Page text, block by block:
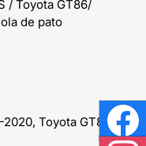
/ Toyota GT86/
de pato
Toyota GT86,